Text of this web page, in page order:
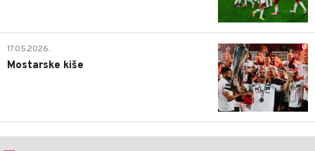
0
17.05.2026.
Mostarske kiše